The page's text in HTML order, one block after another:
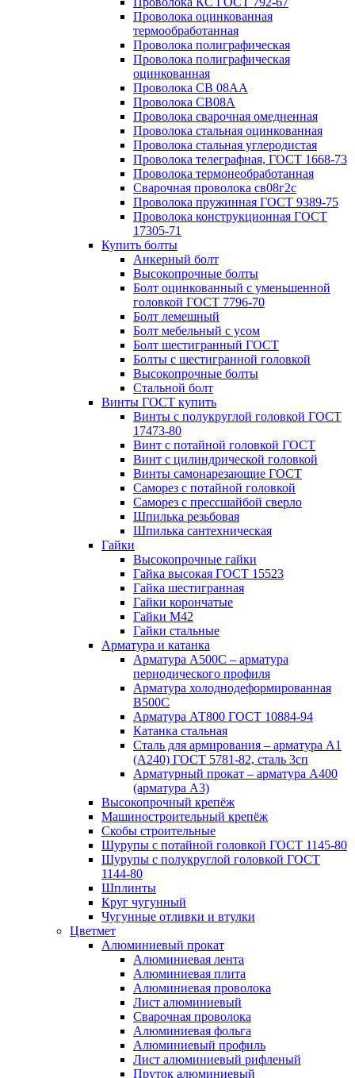
Проволока оцинкованная
термообработанная
Проволока полиграфическая
Проволока полиграфическая
оцинкованная
Проволока СВ 08АА
Проволока СВ08А
Проволока сварочная омедненная
Проволока стальная оцинкованная
Проволока стальная углеродистая
Проволока телеграфная, ГОСТ 1668-73
Проволока термонеобработанная
Сварочная проволока св08г2с
Проволока пружинная ГОСТ 9389-75
Проволока конструкционная ГОСТ
17305-71
Купить болты
Анкерный болт
Высокопрочные болты
Болт оцинкованный с уменьшенной
головкой ГОСТ 7796-70
Болт лемешный
Болт мебельный с усом
Болт шестигранный ГОСТ
Болты с шестигранной головкой
Высокопрочные болты
Стальной болт
Винты ГОСТ купить
Винты с полукруглой головкой ГОСТ
17473-80
Винт с потайной головкой ГОСТ
Винт с цилиндрической головкой
Винты самонарезающие ГОСТ
Саморез с потайной головкой
Саморез с прессшайбой сверло
Шпилька резьбовая
Шпилька сантехническая
Гайки
Высокопрочные гайки
Гайка высокая ГОСТ 15523
Гайка шестигранная
Гайки корончатые
Гайки М42
Гайки стальные
Арматура и катанка
Арматура А500С – арматура
периодического профиля
Арматура холоднодеформированная
В500С
Арматура АТ800 ГОСТ 10884-94
Катанка стальная
Сталь для армирования – арматура А1
(А240) ГОСТ 5781-82, сталь 3сп
Арматурный прокат – арматура А400
(арматура А3)
Высокопрочный крепёж
Машиностроительный крепёж
Скобы строительные
Шурупы с потайной головкой ГОСТ 1145-80
Шурупы с полукруглой головкой ГОСТ
1144-80
Шплинты
Круг чугунный
Чугунные отливки и втулки
Цветмет
Алюминиевый прокат
Алюминиевая лента
Алюминиевая плита
Алюминиевая проволока
Лист алюминиевый
Сварочная проволока
Алюминиевая фольга
Алюминиевый профиль
Лист алюминиевый рифленый
Пруток алюминиевый